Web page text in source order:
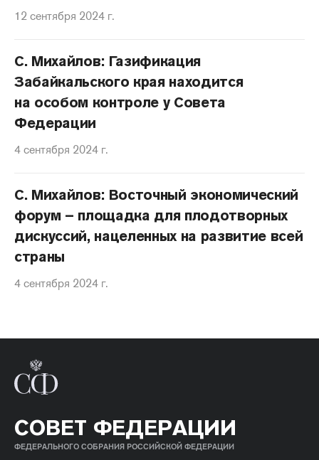
12 сентября 2024 г.
С. Михайлов: Газификация
Забайкальского края находится
на особом контроле у Совета
Федерации
4 сентября 2024 г.
С. Михайлов: Восточный экономический
форум – площадка для плодотворных
дискуссий, нацеленных на развитие всей
страны
4 сентября 2024 г.
СОВЕТ ФЕДЕРАЦИИ
ФЕДЕРАЛЬНОГО СОБРАНИЯ РОССИЙСКОЙ ФЕДЕРАЦИИ